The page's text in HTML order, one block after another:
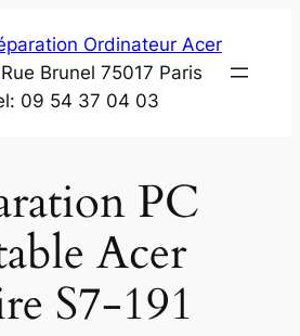
Ordinateur Acer
Brunel 75017 Paris
09 54 37 04 03
PC
Acer
S7-191